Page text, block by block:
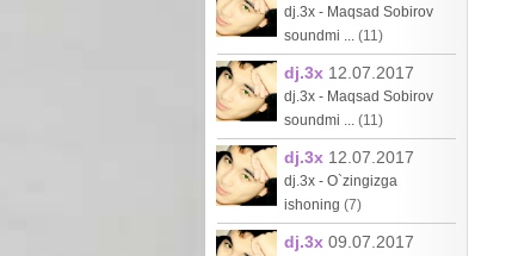
dj.3x - Maqsad Sobirov
soundmi ... (11)
dj.3x 12.07.2017
dj.3x - Maqsad Sobirov
soundmi ... (11)
dj.3x 12.07.2017
dj.3x - O`zingizga
ishoning (7)
dj.3x 09.07.2017